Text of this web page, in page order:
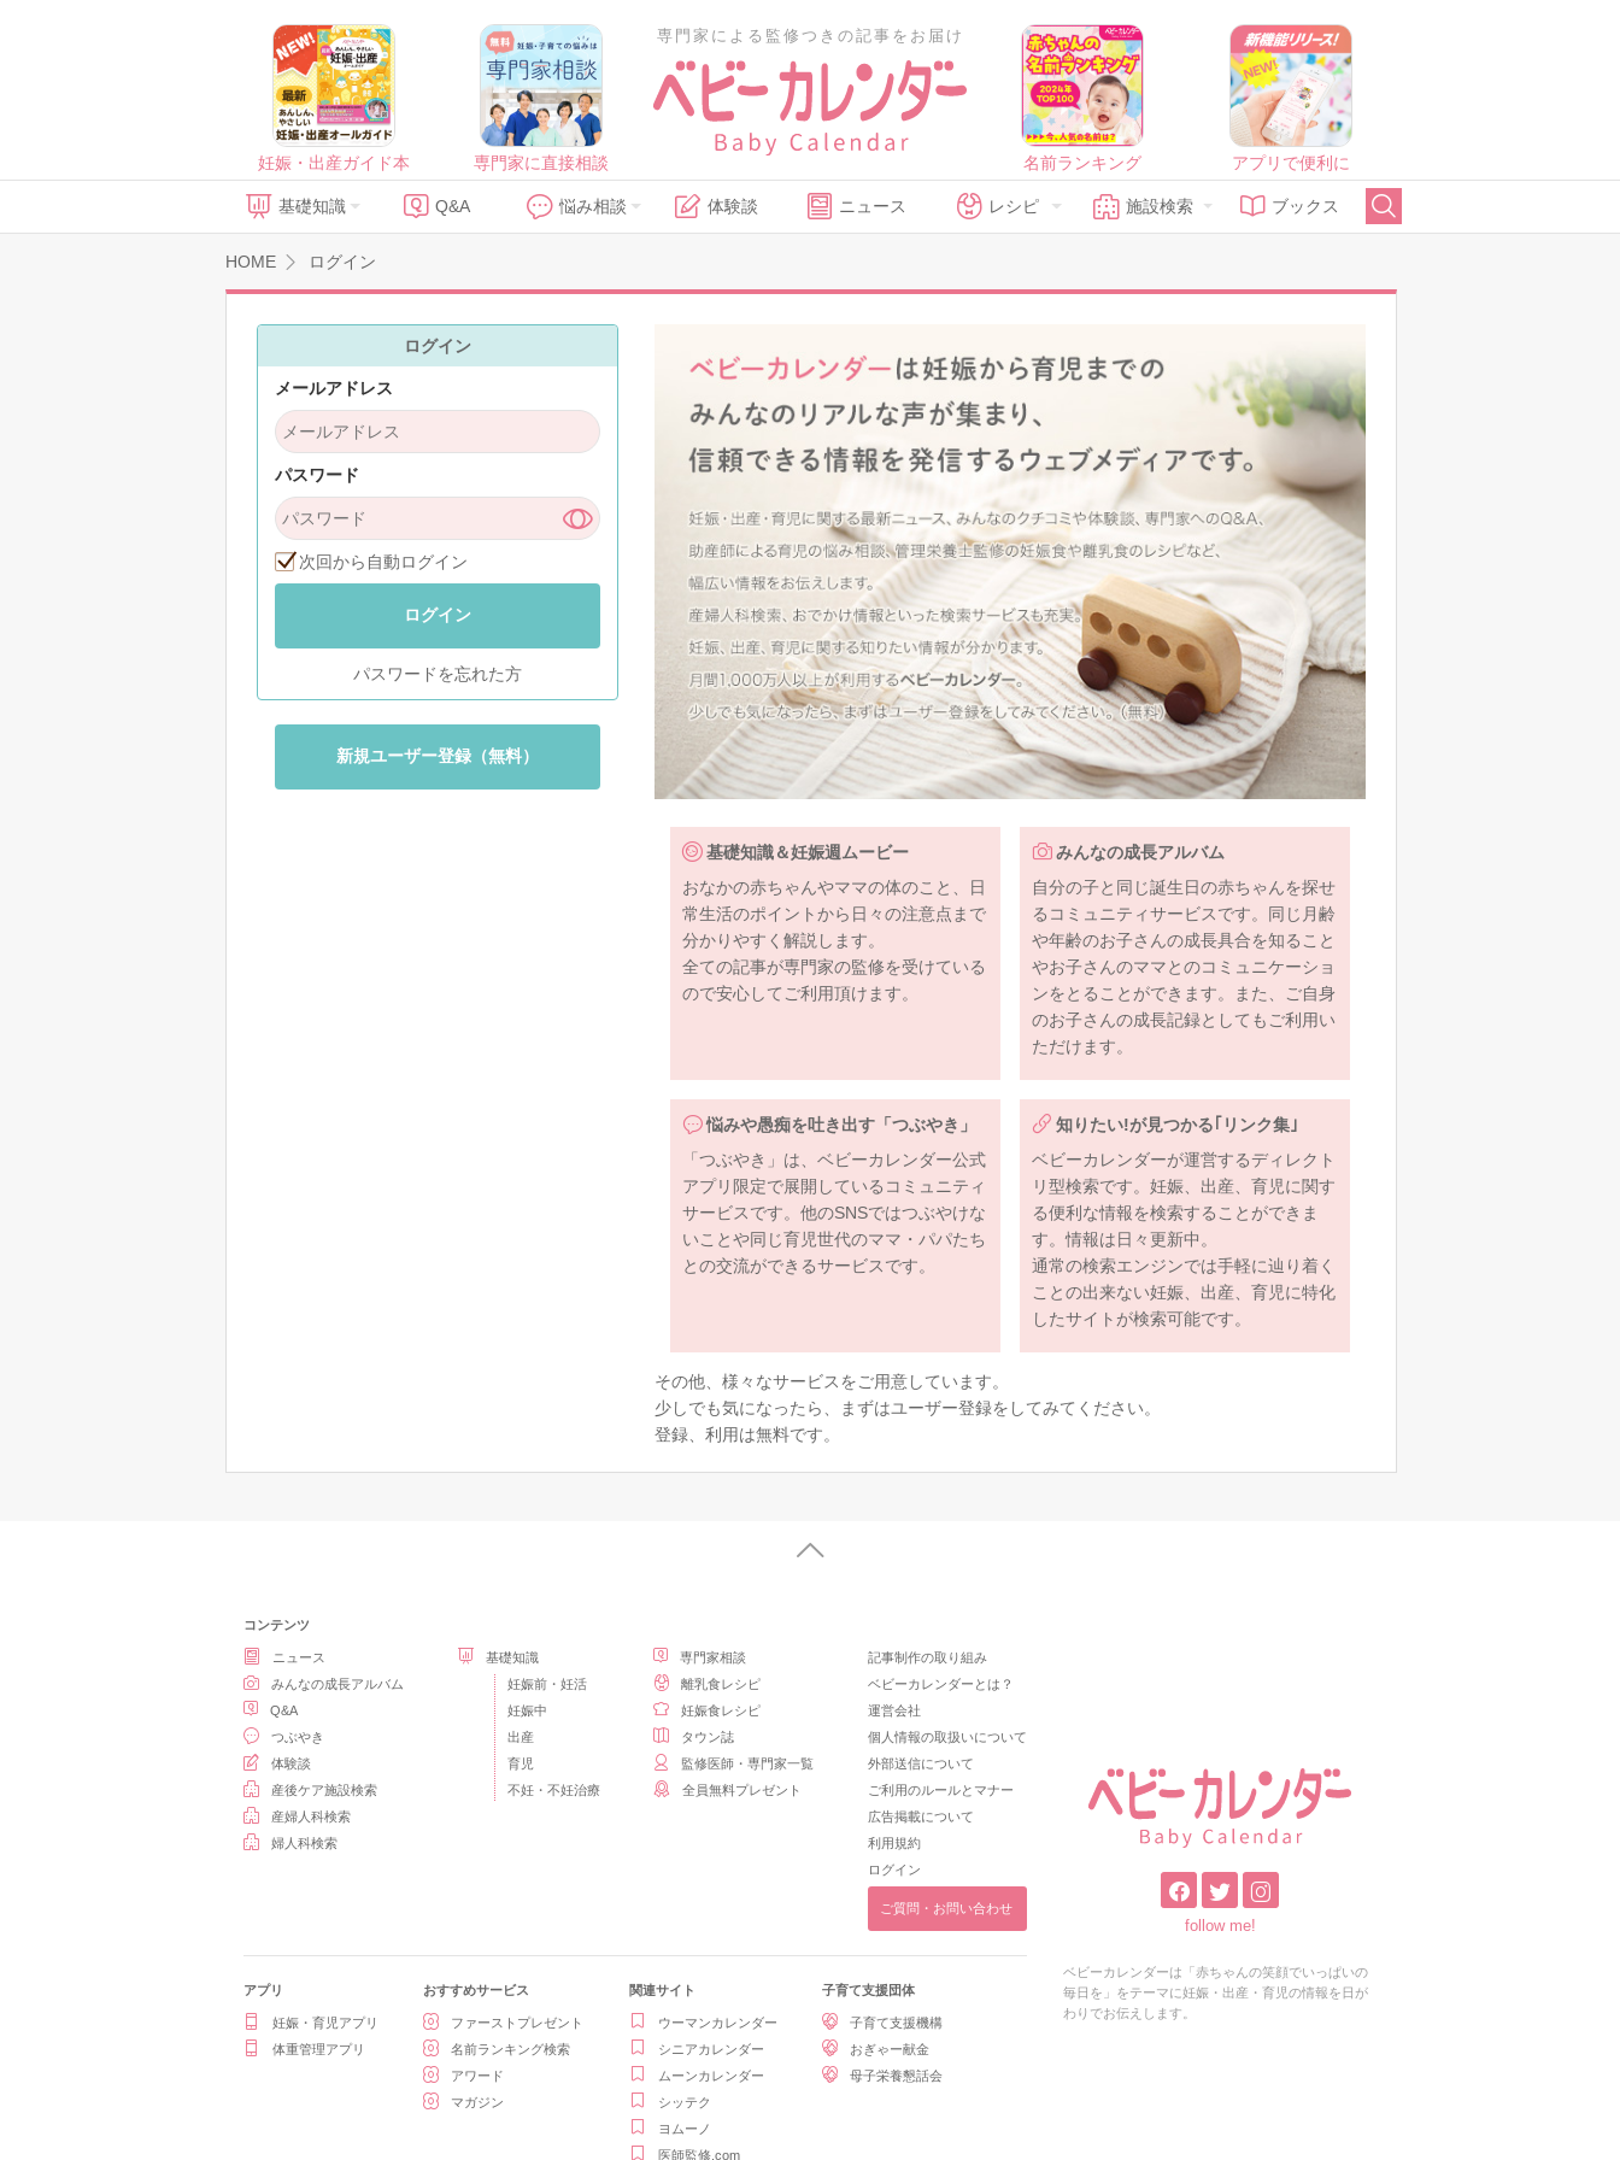
妊娠・出産ガイド本 専門家に直接相談
専門家による監修つきの記事をお届け
名前ランキング アプリで便利に
基礎知識 Q&A 悩み相談 体験談 ニュース レシピ 施設検索 ブックス
HOME ログイン
ログイン
メールアドレス
パスワード
次回から自動ログイン
ログイン
パスワードを忘れた方
新規ユーザー登録（無料）
基礎知識＆妊娠週ムービー
おなかの赤ちゃんやママの体のこと、日
常生活のポイントから日々の注意点まで
分かりやすく解説します。
全ての記事が専門家の監修を受けている
ので安心してご利用頂けます。
みんなの成長アルバム
自分の子と同じ誕生日の赤ちゃんを探せ
るコミュニティサービスです。同じ月齢
や年齢のお子さんの成長具合を知ること
やお子さんのママとのコミュニケーショ
ンをとることができます。また、ご自身
のお子さんの成長記録としてもご利用い
ただけます。
悩みや愚痴を吐き出す「つぶやき」
「つぶやき」は、ベビーカレンダー公式
アプリ限定で展開しているコミュニティ
サービスです。他のSNSではつぶやけな
いことや同じ育児世代のママ・パパたち
との交流ができるサービスです。
知りたい!が見つかる｢リンク集｣
ベビーカレンダーが運営するディレクト
リ型検索です。妊娠、出産、育児に関す
る便利な情報を検索することができま
す。情報は日々更新中。
通常の検索エンジンでは手軽に辿り着く
ことの出来ない妊娠、出産、育児に特化
したサイトが検索可能です。
その他、様々なサービスをご用意しています。
少しでも気になったら、まずはユーザー登録をしてみてください。
登録、利用は無料です。
コンテンツ
ニュース
みんなの成長アルバム
Q&A
つぶやき
体験談
産後ケア施設検索
産婦人科検索
婦人科検索
基礎知識
妊娠前・妊活
妊娠中
出産
育児
不妊・不妊治療
専門家相談
離乳食レシピ
妊娠食レシピ
タウン誌
監修医師・専門家一覧
全員無料プレゼント
記事制作の取り組み
ベビーカレンダーとは？
運営会社
個人情報の取扱いについて
外部送信について
ご利用のルールとマナー
広告掲載について
利用規約
ログイン
ご質問・お問い合わせ
アプリ
妊娠・育児アプリ
体重管理アプリ
おすすめサービス
ファーストプレゼント
名前ランキング検索
アワード
マガジン
関連サイト
ウーマンカレンダー
シニアカレンダー
ムーンカレンダー
シッテク
ヨムーノ
医師監修.com
子育て支援団体
子育て支援機構
おぎゃー献金
母子栄養懇話会
follow me!
ベビーカレンダーは「赤ちゃんの笑顔でいっぱいの
毎日を」をテーマに妊娠・出産・育児の情報を日が
わりでお伝えします。